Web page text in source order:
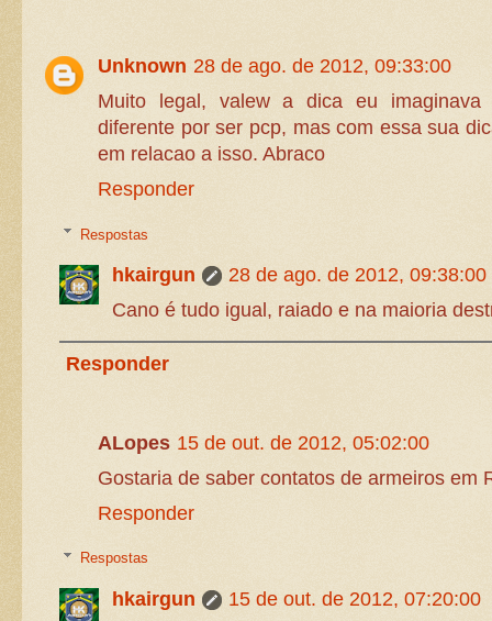
Unknown 28 de ago. de 2012, 09:33:00
Muito legal, valew a dica eu
diferente por ser pcp, mas com essa sua
em relacao a isso. Abraco
Responder
Respostas
hkairgun
28 de ago. de 2012, 09:38:00
Cano é tudo igual, raiado e na maioria
Responder
ALopes 15 de out. de 2012, 05:02:00
Gostaria de saber contatos de armeiros em
Responder
Respostas
hkairgun
15 de out. de 2012, 07:20:00